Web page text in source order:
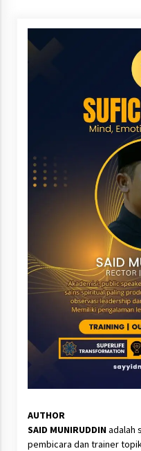
AUTHOR
SAID MUNIRUDDINadalah
pembicara dan trainer